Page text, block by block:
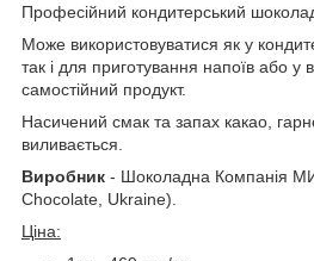
Професійний кондитерський
Може використовуватися як у
так і для приготування напоїв або у
самостійний продукт.
Насичений смак та запах какао,
виливається.
Виробник - Шоколадна Компанія
Chocolate, Ukraine).
Ціна: